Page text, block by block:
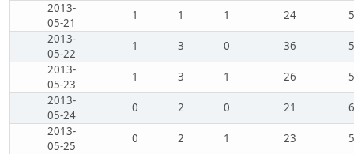
2013-
05-21
1 1 1 24
2013-
05-22
1 3 0 36
2013-
05-23
1 3 1 26
2013-
05-24
0 2 0 21
2013-
05-25
0 2 1 23